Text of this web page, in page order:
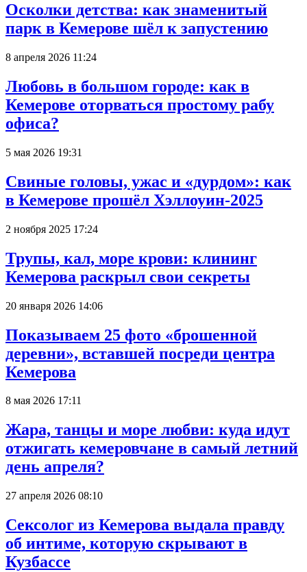
Осколки детства: как знаменитый
парк в Кемерове шёл к запустению
8 апреля 2026 11:24
Любовь в большом городе: как в
Кемерове оторваться простому рабу
офиса?
5 мая 2026 19:31
Свиные головы, ужас и «дурдом»: как
в Кемерове прошёл Хэллоуин-2025
2 ноября 2025 17:24
Трупы, кал, море крови: клининг
Кемерова раскрыл свои секреты
20 января 2026 14:06
Показываем 25 фото «брошенной
деревни», вставшей посреди центра
Кемерова
8 мая 2026 17:11
Жара, танцы и море любви: куда идут
отжигать кемеровчане в самый летний
день апреля?
27 апреля 2026 08:10
Сексолог из Кемерова выдала правду
об интиме, которую скрывают в
Кузбассе